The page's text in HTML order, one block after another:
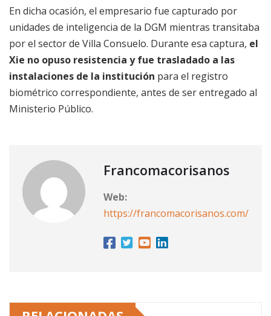
En dicha ocasión, el empresario fue capturado por
unidades de inteligencia de la DGM mientras transitaba
por el sector de Villa Consuelo. Durante esa captura, el
Xie no opuso resistencia y fue trasladado a las
instalaciones de la institución para el registro
biométrico correspondiente, antes de ser entregado al
Ministerio Público.
Francomacorisanos
Web:
https://francomacorisanos.com/